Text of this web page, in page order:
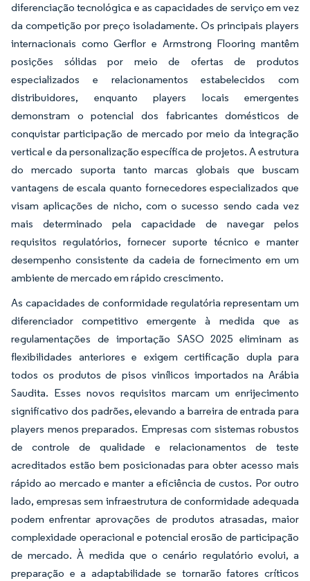
diferenciação tecnológica e as capacidades de serviço em vez
da competição por preço isoladamente. Os principais players
internacionais como Gerflor e Armstrong Flooring mantêm
posições sólidas por meio de ofertas de produtos
especializados e relacionamentos estabelecidos com
distribuidores, enquanto players locais emergentes
demonstram o potencial dos fabricantes domésticos de
conquistar participação de mercado por meio da integração
vertical e da personalização específica de projetos. A estrutura
do mercado suporta tanto marcas globais que buscam
vantagens de escala quanto fornecedores especializados que
visam aplicações de nicho, com o sucesso sendo cada vez
mais determinado pela capacidade de navegar pelos
requisitos regulatórios, fornecer suporte técnico e manter
desempenho consistente da cadeia de fornecimento em um
ambiente de mercado em rápido crescimento.
As capacidades de conformidade regulatória representam um
diferenciador competitivo emergente à medida que as
regulamentações de importação SASO 2025 eliminam as
flexibilidades anteriores e exigem certificação dupla para
todos os produtos de pisos vinílicos importados na Arábia
Saudita. Esses novos requisitos marcam um enrijecimento
significativo dos padrões, elevando a barreira de entrada para
players menos preparados. Empresas com sistemas robustos
de controle de qualidade e relacionamentos de teste
acreditados estão bem posicionadas para obter acesso mais
rápido ao mercado e manter a eficiência de custos. Por outro
lado, empresas sem infraestrutura de conformidade adequada
podem enfrentar aprovações de produtos atrasadas, maior
complexidade operacional e potencial erosão de participação
de mercado. À medida que o cenário regulatório evolui, a
preparação e a adaptabilidade se tornarão fatores críticos